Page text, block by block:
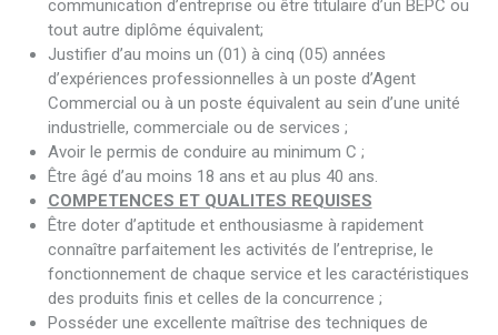
communication d’entreprise ou être titulaire d’un BEPC ou
tout autre diplôme équivalent;
Justifier d’au moins un (01) à cinq (05) années
d’expériences professionnelles à un poste d’Agent
Commercial ou à un poste équivalent au sein d’une unité
industrielle, commerciale ou de services ;
Avoir le permis de conduire au minimum C ;
Être âgé d’au moins 18 ans et au plus 40 ans.
COMPETENCES ET QUALITES REQUISES
Être doter d’aptitude et enthousiasme à rapidement
connaître parfaitement les activités de l’entreprise, le
fonctionnement de chaque service et les caractéristiques
des produits finis et celles de la concurrence ;
Posséder une excellente maîtrise des techniques de